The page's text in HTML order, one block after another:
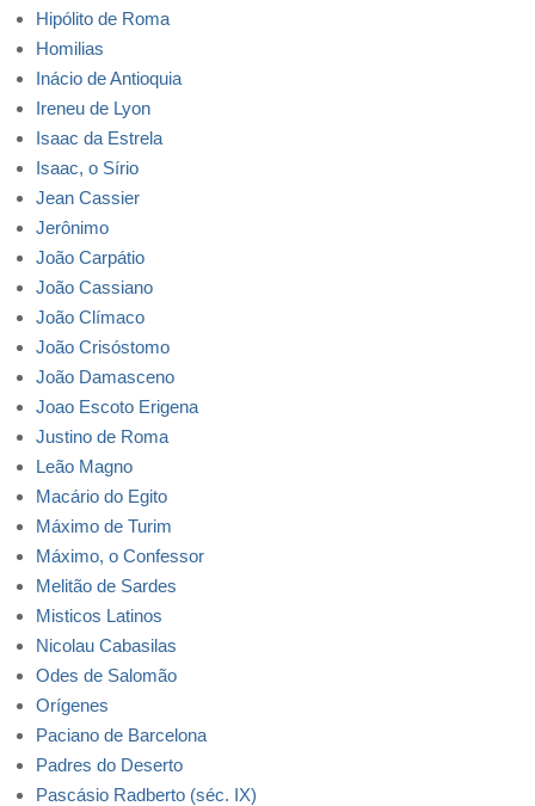
Hipólito de Roma
Homilias
Inácio de Antioquia
Ireneu de Lyon
Isaac da Estrela
Isaac, o Sírio
Jean Cassier
Jerônimo
João Carpátio
João Cassiano
João Clímaco
João Crisóstomo
João Damasceno
Joao Escoto Erigena
Justino de Roma
Leão Magno
Macário do Egito
Máximo de Turim
Máximo, o Confessor
Melitão de Sardes
Misticos Latinos
Nicolau Cabasilas
Odes de Salomão
Orígenes
Paciano de Barcelona
Padres do Deserto
Pascásio Radberto (séc. IX)